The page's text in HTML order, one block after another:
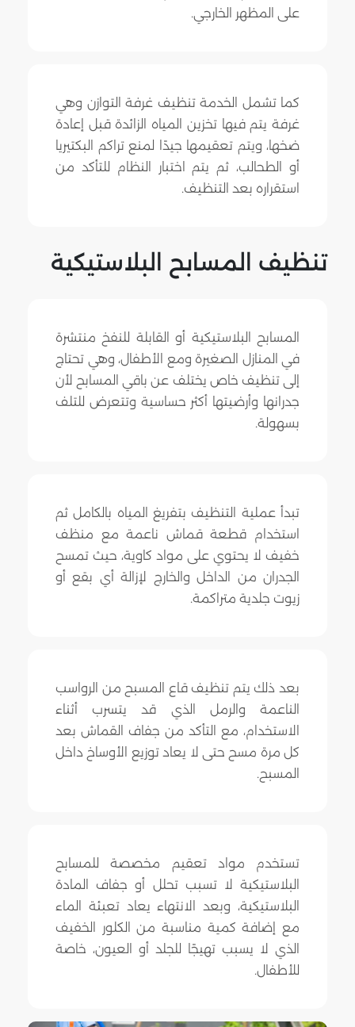
على المظهر الخارجي.
كما تشمل الخدمة تنظيف غرفة التوازن وهي
غرفة يتم فيها تخزين المياه الزائدة قبل إعادة
ضخها، ويتم تعقيمها جيدًا لمنع تراكم البكتيريا
أو الطحالب، ثم يتم اختبار النظام للتأكد من
استقراره بعد التنظيف.
تنظيف المسابح البلاستيكية
المسابح البلاستيكية أو القابلة للنفخ منتشرة
في المنازل الصغيرة ومع الأطفال، وهي تحتاج
إلى تنظيف خاص يختلف عن باقي المسابح لأن
جدرانها وأرضيتها أكثر حساسية وتتعرض للتلف
بسهولة.
تبدأ عملية التنظيف بتفريغ المياه بالكامل ثم
استخدام قطعة قماش ناعمة مع منظف
خفيف لا يحتوي على مواد كاوية، حيث تمسح
الجدران من الداخل والخارج لإزالة أي بقع أو
زيوت جلدية متراكمة.
بعد ذلك يتم تنظيف قاع المسبح من الرواسب
الناعمة والرمل الذي قد يتسرب أثناء
الاستخدام، مع التأكد من جفاف القماش بعد
كل مرة مسح حتى لا يعاد توزيع الأوساخ داخل
المسبح.
تستخدم مواد تعقيم مخصصة للمسابح
البلاستيكية لا تسبب تحلل أو جفاف المادة
البلاستيكية، وبعد الانتهاء يعاد تعبئة الماء
مع إضافة كمية مناسبة من الكلور الخفيف
الذي لا يسبب تهيجًا للجلد أو العيون، خاصة
للأطفال.